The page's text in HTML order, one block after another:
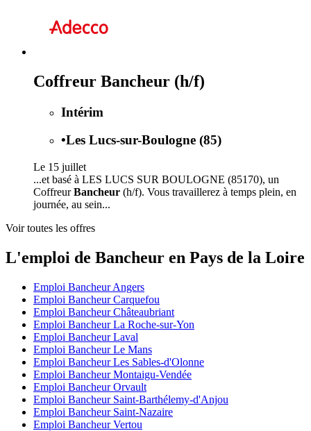
Coffreur Bancheur (h/f)
Intérim
•Les Lucs-sur-Boulogne (85)
Le 15 juillet
...et basé à LES LUCS SUR BOULOGNE (85170), un
CoffreurBancheur (h/f). Vous travaillerez à temps plein, en
journée, au sein...
Voir toutes les offres
L'emploi de Bancheur en Pays de la Loire
Emploi Bancheur Angers
Emploi Bancheur Carquefou
Emploi Bancheur Châteaubriant
Emploi Bancheur La Roche-sur-Yon
Emploi Bancheur Laval
Emploi Bancheur Le Mans
Emploi Bancheur Les Sables-d'Olonne
Emploi Bancheur Montaigu-Vendée
Emploi Bancheur Orvault
Emploi Bancheur Saint-Barthélemy-d'Anjou
Emploi Bancheur Saint-Nazaire
Emploi Bancheur Vertou